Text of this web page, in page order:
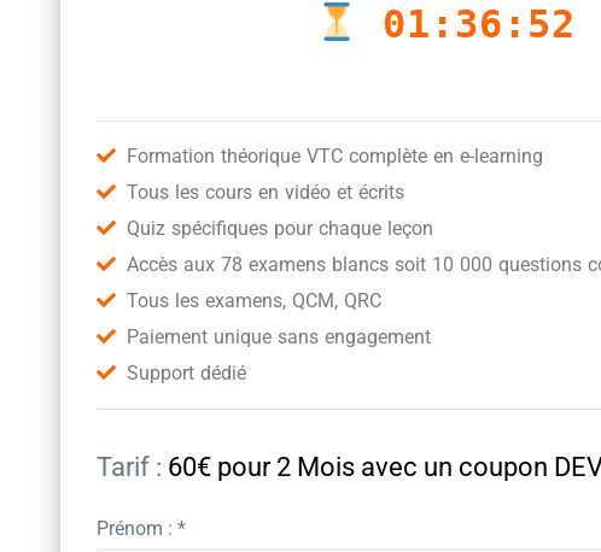
01:36:51
Formation théorique VTC complète en e-learning
Tous les cours en vidéo et écrits
Quiz spécifiques pour chaque leçon
Accès aux 78 examens blancs soit 10 000 questions
Tous les examens, QCM, QRC
Paiement unique sans engagement
Support dédié
Tarif : 60€ pour 2 Mois avec un coupon
Prénom : *